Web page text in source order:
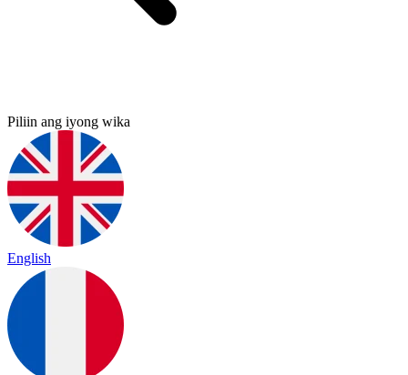
Piliin ang iyong wika
English